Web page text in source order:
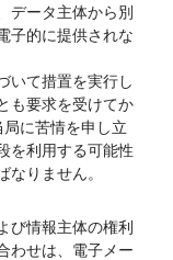
データ主体から別
子的に提供されな
いて措置を実行し
も要求を受けてか
に苦情を申し立
を利用する可能性
りません。
び情報主体の権利
わせは、電子メー